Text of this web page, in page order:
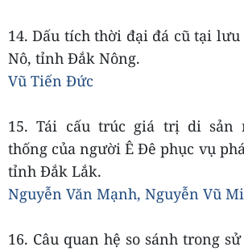
14. Dấu tích thời đại đá cũ tại
Nô, tỉnh Đắk Nông.
Vũ Tiến Đức
15. Tái cấu trúc giá trị di sản
thống của người Ê Đê phục vụ
tỉnh Đắk Lắk.
Nguyễn Văn Mạnh, Nguyễn Vũ
16. Câu quan hệ so sánh trong